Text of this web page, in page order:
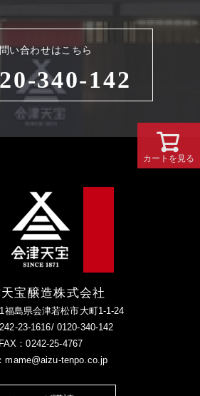
い合わせはこちら
340-142
宝醸造株式会社
福島県会津若松市大町1-1-24
23-1616/ 0120-340-142
FAX：0242-25-4767
mame@aizu-tenpo.co.jp
カートを見る